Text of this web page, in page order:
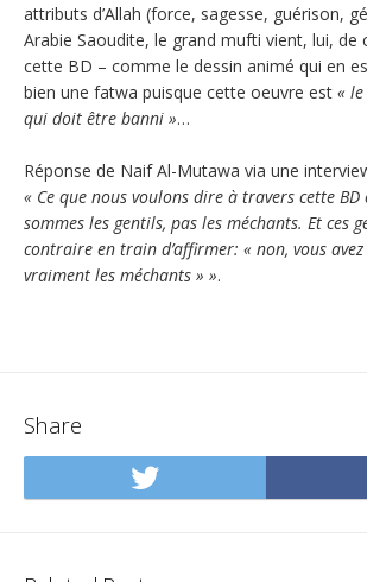
attributs d’Allah (force, sagesse, guérison,
Arabie Saoudite, le grand mufti vient, lui, de
cette BD – comme le dessin animé qui en
bien une fatwa puisque cette oeuvre est «
qui doit être banni »…
Réponse de Naif Al-Mutawa via une
« Ce que nous voulons dire à travers cette BD
sommes les gentils, pas les méchants. Et ces
contraire en train d’affirmer: « non, vous
vraiment les méchants » ».
Share
Share
on